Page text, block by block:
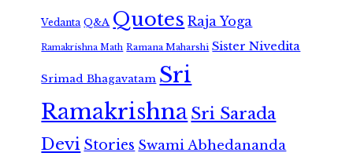
Vedanta Q&A Quotes Raja Yoga
Ramakrishna Math Ramana Maharshi Sister Nivedita
Srimad Bhagavatam Sri
RamakrishnaSri Sarada
Devi Stories Swami Abhedananda